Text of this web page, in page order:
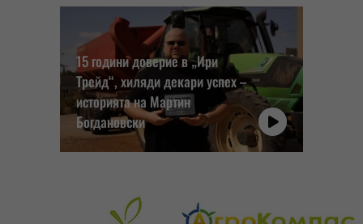
15 години доверие в „Ири
Трейд“, хиляди декари успех –
историята на Мартин
Богдановски